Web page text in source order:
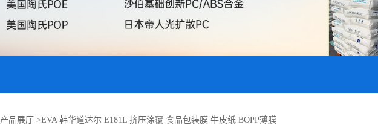
产品展厅 >EVA 韩华道达尔 E181L 挤压涂覆 食品包装膜 牛皮纸 BOPP薄膜